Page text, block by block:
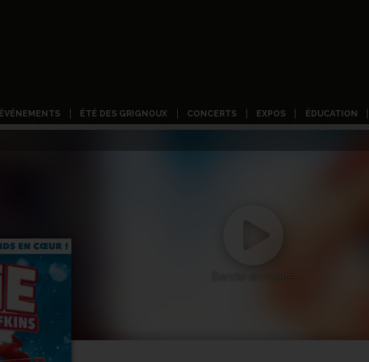
ÉVÉNEMENTS ÉTÉ DES GRIGNOUX CONCERTS EXPOS ÉDUCATION
Bande-annonce